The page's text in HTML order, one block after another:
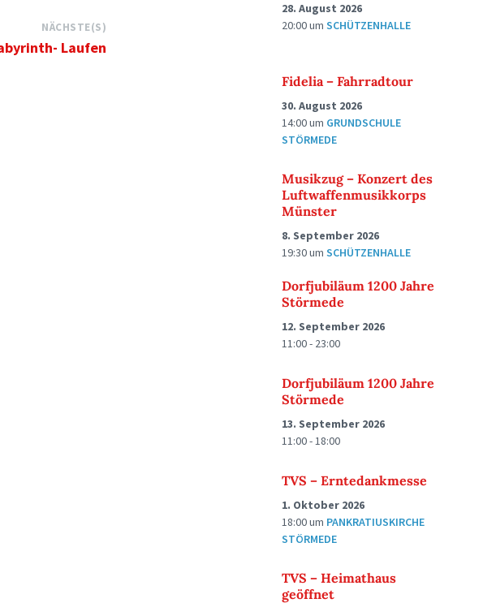
NÄCHSTE(S)
Laufen
28. August 2026
20:00umSCHÜTZENHALLE
Fidelia – Fahrradtour
30. August 2026
14:00um GRUNDSCHULE
STÖRMEDE
Musikzug – Konzert des
Luftwaffenmusikkorps
Münster
8. September 2026
19:30umSCHÜTZENHALLE
Dorfjubiläum 1200 Jahre
Störmede
12. September 2026
11:00 - 23:00
Dorfjubiläum 1200 Jahre
Störmede
13. September 2026
11:00 - 18:00
TVS – Erntedankmesse
1. Oktober 2026
18:00um PANKRATIUSKIRCHE
STÖRMEDE
TVS – Heimathaus
geöffnet